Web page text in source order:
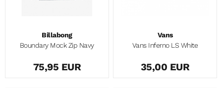
Billabong
Boundary Mock Zip Navy
75,95 EUR
Vans
Vans Inferno LS White
35,00 EUR